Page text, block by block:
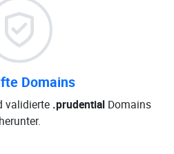
Domains
validierte .prudential Domains
herunter.